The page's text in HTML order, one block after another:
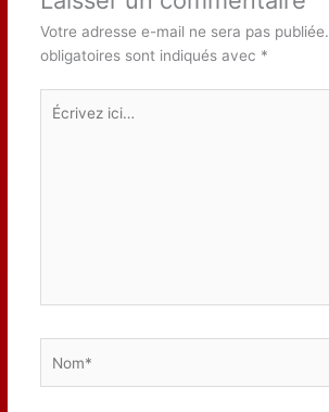
Votre adresse e-mail ne sera pas publiée.
obligatoires sont indiqués avec *
Écrivez
ici…